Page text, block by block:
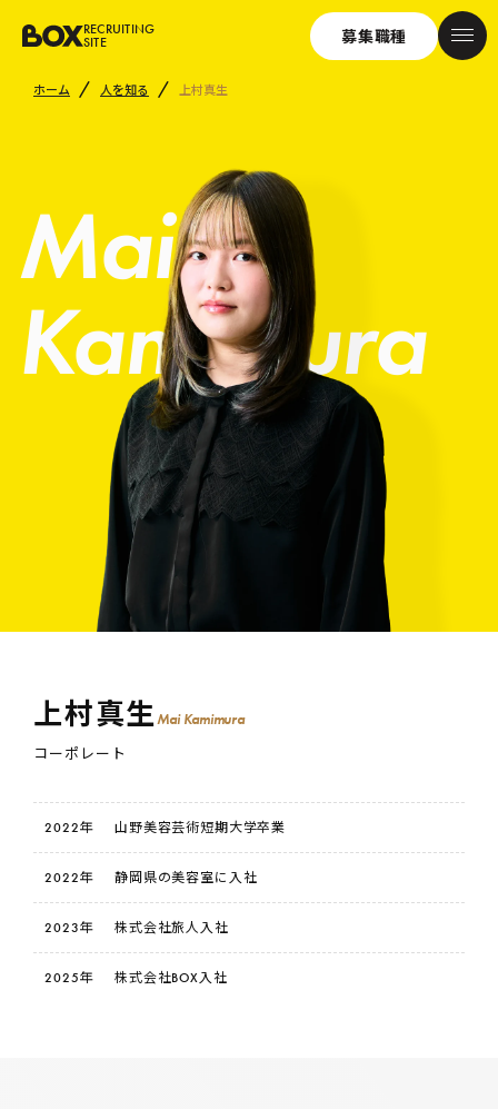
RECRUITING
SITE 募集職種
ホーム 人を知る 上村真生
Mai
Kamimura
上村真生Mai Kamimura
コーポレート
2022年 山野美容芸術短期大学卒業
2022年 静岡県の美容室に入社
2023年 株式会社旅人入社
2025年 株式会社BOX入社